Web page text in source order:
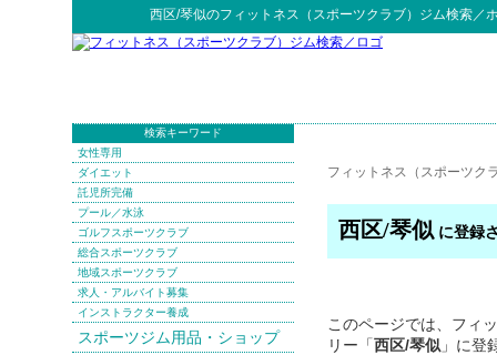
西区/琴似のフィットネス（スポーツクラブ）ジム検索／
フィットネス（スポーツク
西区/琴似 に登録
このページでは、フィ
リー「西区/琴似 」に登
検索キーワード
女性専用
ダイエット
託児所完備
プール／水泳
ゴルフスポーツクラブ
総合スポーツクラブ
地域スポーツクラブ
求人・アルバイト募集
インストラクター養成
スポーツジム用品・ショップ